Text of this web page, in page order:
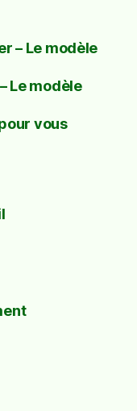
– Le modèle
Le modèle
vous